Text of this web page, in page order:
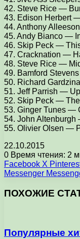
42. Steve Rice —
43. Edison Herbert
44. Anthony
45. Andy Bianco —
46. Skip Peck —
47. Cracknation —
48. Steve Rice —
49. Bamford
50. Richard
51. Jeff Parrish —
52. Skip Peck —
53. Ginger Tunes —
54. John Altenburgh
55. Olivier Olsen —
22.10.2015
0 Время чтения: 2
Facebook X
Messenger
ПОХОЖИЕ
Популярные